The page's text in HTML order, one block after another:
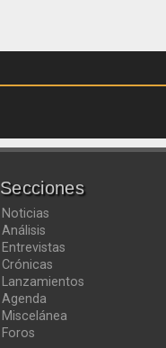
Secciones
Noticias
Análisis
Entrevistas
Crónicas
Lanzamientos
Agenda
Miscelánea
Foros